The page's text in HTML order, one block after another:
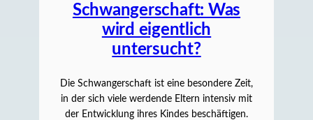
Schwangerschaft: Was
wird eigentlich
untersucht?
Die Schwangerschaft ist eine besondere Zeit,
in der sich viele werdende Eltern intensiv mit
der Entwicklung ihres Kindes beschäftigen.